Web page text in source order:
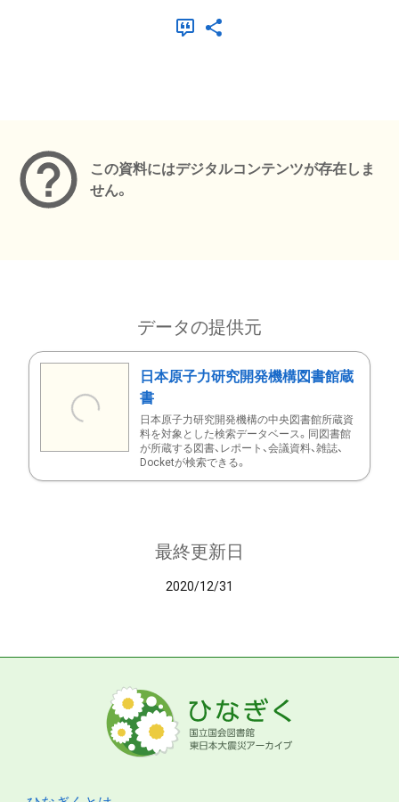
この資料にはデジタルコンテンツが存在しま
せん。
データの提供元
日本原子力研究開発機構図書館蔵
書
日本原子力研究開発機構の中央図書館所蔵資
料を対象とした検索データベース。同図書館
が所蔵する図書、レポート、会議資料、雑誌、
Docketが検索できる。
最終更新日
2020/12/31